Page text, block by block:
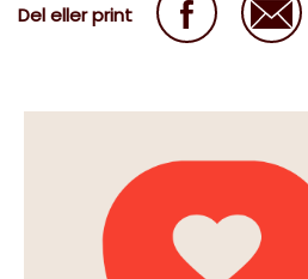
Del eller print